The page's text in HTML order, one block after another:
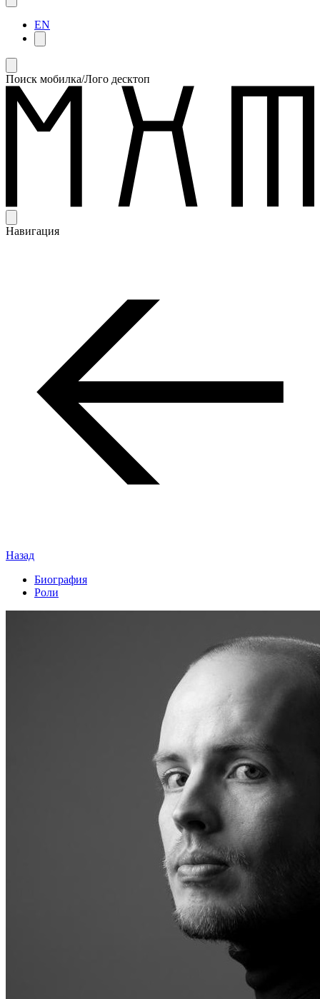
EN
Поиск мобилка/Лого десктоп
Навигация
Назад
Биография
Роли